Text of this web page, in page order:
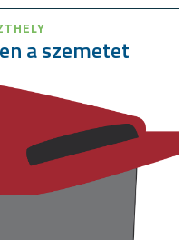
a szemetet